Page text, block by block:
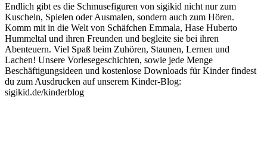
Endlich gibt es die Schmusefiguren von sigikid nicht nur zum
Kuscheln, Spielen oder Ausmalen, sondern auch zum Hören.
Komm mit in die Welt von Schäfchen Emmala, Hase Huberto
Hummeltal und ihren Freunden und begleite sie bei ihren
Abenteuern. Viel Spaß beim Zuhören, Staunen, Lernen und
Lachen! Unsere Vorlesegeschichten, sowie jede Menge
Beschäftigungsideen und kostenlose Downloads für Kinder findest
du zum Ausdrucken auf unserem Kinder-Blog:
sigikid.de/kinderblog